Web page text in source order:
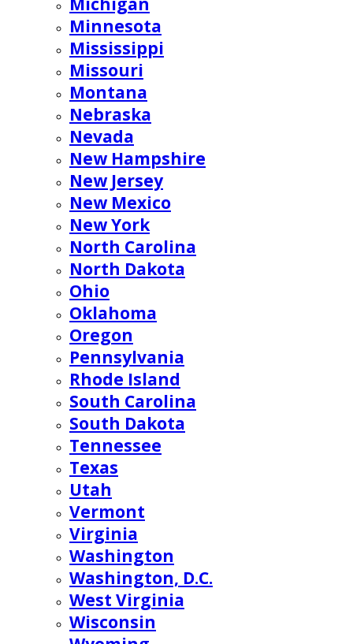
Minnesota
Mississippi
Missouri
Montana
Nebraska
Nevada
New Hampshire
New Jersey
New Mexico
New York
North Carolina
North Dakota
Ohio
Oklahoma
Oregon
Pennsylvania
Rhode Island
South Carolina
South Dakota
Tennessee
Texas
Utah
Vermont
Virginia
Washington
Washington, D.C.
West Virginia
Wisconsin